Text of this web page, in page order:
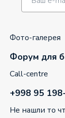
Фото-галерея
Форум для
Call-centre
+998 95
Не нашли то